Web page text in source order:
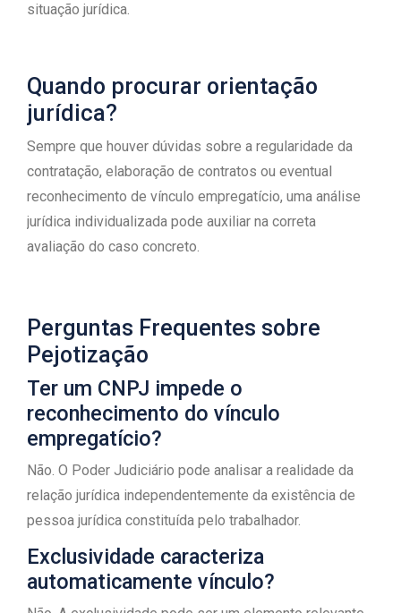
situação jurídica.
Quando procurar orientação
jurídica?
Sempre que houver dúvidas sobre a regularidade da
contratação, elaboração de contratos ou eventual
reconhecimento de vínculo empregatício, uma análise
jurídica individualizada pode auxiliar na correta
avaliação do caso concreto.
Perguntas Frequentes sobre
Pejotização
Ter um CNPJ impede o
reconhecimento do vínculo
empregatício?
Não. O Poder Judiciário pode analisar a realidade da
relação jurídica independentemente da existência de
pessoa jurídica constituída pelo trabalhador.
Exclusividade caracteriza
automaticamente vínculo?